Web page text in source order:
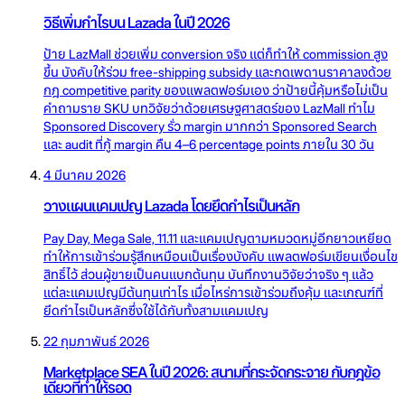
วิธีเพิ่มกำไรบน Lazada ในปี 2026
ป้าย LazMall ช่วยเพิ่ม conversion จริง แต่ก็ทำให้ commission สูง
ขึ้น บังคับให้ร่วม free-shipping subsidy และกดเพดานราคาลงด้วย
กฎ competitive parity ของแพลตฟอร์มเอง ว่าป้ายนี้คุ้มหรือไม่เป็น
คำถามราย SKU บทวิจัยว่าด้วยเศรษฐศาสตร์ของ LazMall ทำไม
Sponsored Discovery รั่ว margin มากกว่า Sponsored Search
และ audit ที่กู้ margin คืน 4–6 percentage points ภายใน 30 วัน
4 มีนาคม 2026
วางแผนแคมเปญ Lazada โดยยึดกำไรเป็นหลัก
Pay Day, Mega Sale, 11.11 และแคมเปญตามหมวดหมู่อีกยาวเหยียด
ทำให้การเข้าร่วมรู้สึกเหมือนเป็นเรื่องบังคับ แพลตฟอร์มเขียนเงื่อนไข
สิทธิ์ไว้ ส่วนผู้ขายเป็นคนแบกต้นทุน บันทึกงานวิจัยว่าจริง ๆ แล้ว
แต่ละแคมเปญมีต้นทุนเท่าไร เมื่อไหร่การเข้าร่วมถึงคุ้ม และเกณฑ์ที่
ยึดกำไรเป็นหลักซึ่งใช้ได้กับทั้งสามแคมเปญ
22 กุมภาพันธ์ 2026
Marketplace SEA ในปี 2026: สนามที่กระจัดกระจาย กับกฎข้อ
เดียวที่ทำให้รอด